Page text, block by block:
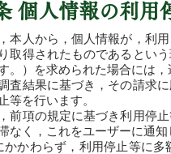
個人情報の利用
本人から，個人情報が，利
取得されたものであるとい
。）を求められた場合には，
査結果に基づき，その請求
等を行います。
前項の規定に基づき利用停
なく，これをユーザーに通知
かかわらず，利用停止等に